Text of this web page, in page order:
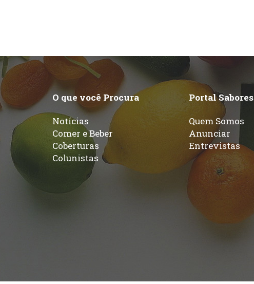
O que você Procura
Notícias
Comer e Beber
Coberturas
Colunistas
Portal Sabores
Quem Somos
Anunciar
Entrevistas